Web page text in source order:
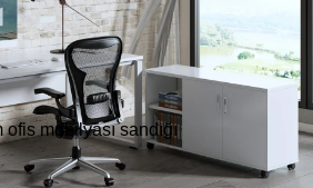
ofis mobilyası sandığı